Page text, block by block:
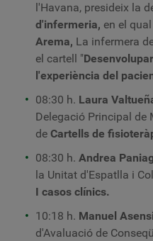
l'Havana, presideix la
d'infermeria, en el qual
Arema, La infermera
el cartell "
l'experiència del
08:30 h. Laura
Delegació Principal de
de Cartells de
08:30 h. Andrea
la Unitat d'Espatlla i
I casos clínics.
10:18 h. Manuel
d'Avaluació de